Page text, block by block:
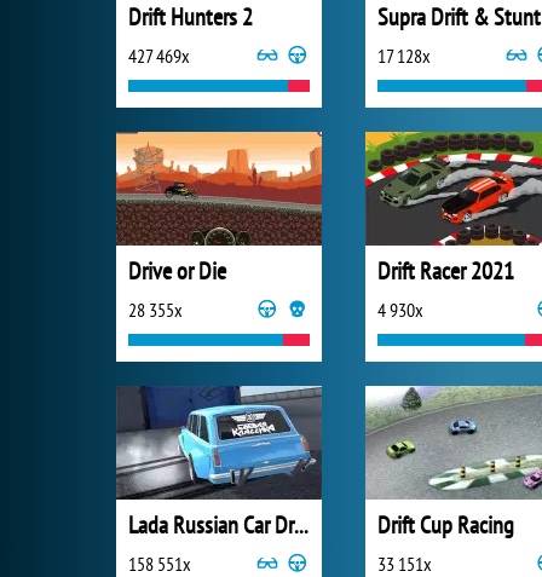
Drift Hunters 2
427 469x
Supra Drift & Stunt
17 128x
Drive or Die
28 355x
Drift Racer 2021
4 930x
Lada Russian Car Drift
158 551x
Drift Cup Racing
33 151x